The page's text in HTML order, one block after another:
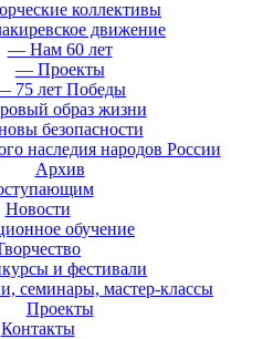
коллективы
движение
— Нам 60 лет
— Проекты
75 лет Победы
образ жизни
безопасности
наследия народов России
Архив
Новости
обучение
и фестивали
семинары, мастер-классы
Проекты
Контакты